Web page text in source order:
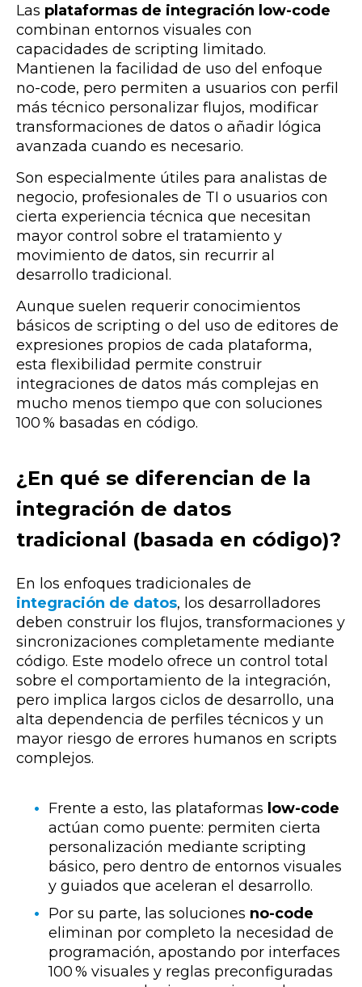
Las plataformas de integración low-code
combinan entornos visuales con
capacidades de scripting limitado.
Mantienen la facilidad de uso del enfoque
no-code, pero permiten a usuarios con perfil
más técnico personalizar flujos, modificar
transformaciones de datos o añadir lógica
avanzada cuando es necesario.
Son especialmente útiles para analistas de
negocio, profesionales de TI o usuarios con
cierta experiencia técnica que necesitan
mayor control sobre el tratamiento y
movimiento de datos, sin recurrir al
desarrollo tradicional.
Aunque suelen requerir conocimientos
básicos de scripting o del uso de editores de
expresiones propios de cada plataforma,
esta flexibilidad permite construir
integraciones de datos más complejas en
mucho menos tiempo que con soluciones
100 % basadas en código.
¿En qué se diferencian de la
integración de datos
tradicional (basada en código)?
En los enfoques tradicionales de
integración de datos, los desarrolladores
deben construir los flujos, transformaciones y
sincronizaciones completamente mediante
código. Este modelo ofrece un control total
sobre el comportamiento de la integración,
pero implica largos ciclos de desarrollo, una
alta dependencia de perfiles técnicos y un
mayor riesgo de errores humanos en scripts
complejos.
Frente a esto, las plataformas low-code
actúan como puente: permiten cierta
personalización mediante scripting
básico, pero dentro de entornos visuales
y guiados que aceleran el desarrollo.
Por su parte, las soluciones no-code
eliminan por completo la necesidad de
programación, apostando por interfaces
100 % visuales y reglas preconfiguradas